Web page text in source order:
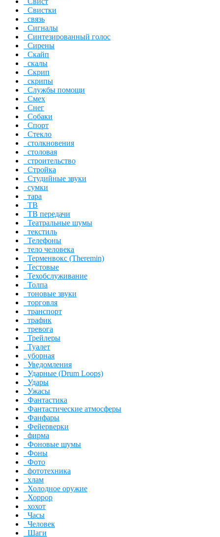
Свистки
связь
Сигналы
Синтезированный голос
Сирены
Скайп
скалы
Скрип
скрипы
Службы помощи
Смех
Снег
Собаки
Спорт
Стекло
столкновения
столовая
строительство
Стройка
Студийные звуки
сумки
тара
ТВ
ТВ передачи
Театральные шумы
текстиль
Телефоны
тело человека
Терменвокс (Theremin)
Тестовые
Техобслуживание
Толпа
тоновые звуки
торговля
транспорт
трафик
тревога
Трейлеры
Туалет
уборная
Уведомления
Ударные (Drum Loops)
Удары
Ужасы
Фантастика
Фантастические атмосферы
Фанфары
Фейерверки
фирма
Фоновые шумы
Фоны
Фото
фототехника
хлам
Холодное оружие
Хоррор
хохот
Часы
Человек
Шаги